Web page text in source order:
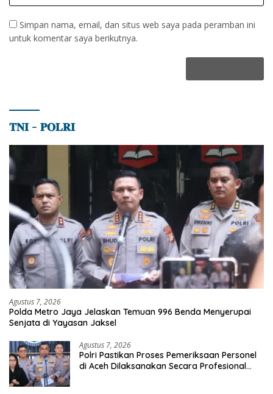
Simpan nama, email, dan situs web saya pada peramban ini
untuk komentar saya berikutnya.
𝐓𝐍𝐈 – 𝐏𝐎𝐋𝐑𝐈
Agustus 7, 2026
Polda Metro Jaya Jelaskan Temuan 996 Benda Menyerupai
Senjata di Yayasan Jaksel
Agustus 7, 2026
Polri Pastikan Proses Pemeriksaan Personel
di Aceh Dilaksanakan Secara Profesional